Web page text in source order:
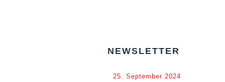
NEWSLETTER
25. September 2024